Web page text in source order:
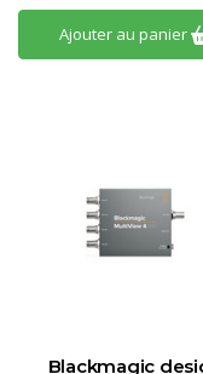
Ajouter au panier
Blackmagic